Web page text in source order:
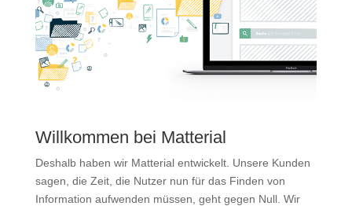
Willkommen bei Matterial
Deshalb haben wir Matterial entwickelt. Unsere Kunden
sagen, die Zeit, die Nutzer nun für das Finden von
Information aufwenden müssen, geht gegen Null. Wir